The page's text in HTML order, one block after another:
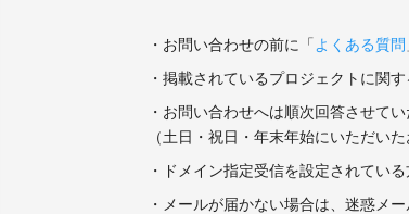
・お問い合わせの前に「よくある質問
・掲載されているプロジェクトに関
・お問い合わせへは順次回答させて
（土日・祝日・年末年始にいただい
・ドメイン指定受信を設定されてい
・メールが届かない場合は、迷惑メ